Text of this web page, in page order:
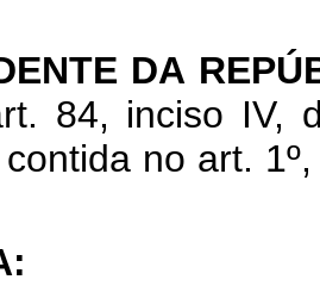
DA
84, inciso IV,
no art.